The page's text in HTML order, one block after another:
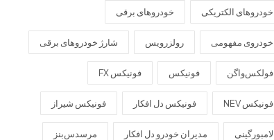
خودروهای الکتریکی خودروهای برقی
خودروی مفهومی رولزرویس شارژ خودروهای برقی
فولکس‌واگن فونیکس فونیکس FX
فونیکس NEV فونیکس دل افکار فونیکس شیراز
لامبورگینی مدیران خودرو دل افکار مرسدس‌بنز